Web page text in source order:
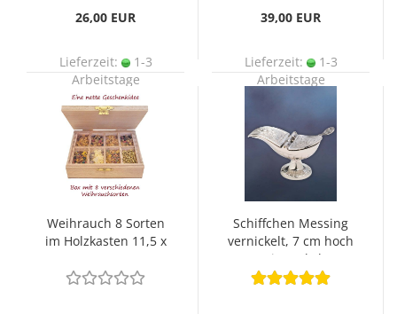
26,00 EUR
Lieferzeit:
1-3
Arbeitstage
39,00 EUR
Lieferzeit:
1-3
Arbeitstage
Weihrauch 8 Sorten
im Holzkasten 11,5 x
Schiffchen Messing
vernickelt, 7 cm hoch
mit Deckel